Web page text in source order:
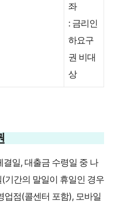
좌
: 금리인
하요구
권 비대
상
일, 대출금 수령일 중 나
기간의 말일이 휴일인 경우
업점(콜센터 포함), 모바일